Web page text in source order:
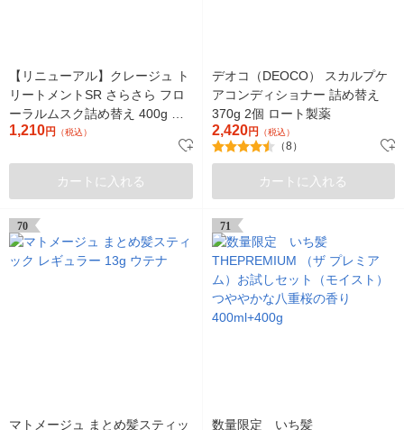
【リニューアル】クレージュ ト
リートメントSR さらさら フロ
ーラルムスク詰め替え 400g 多
田
1,210円 （税込）
カートに入れる
デオコ（DEOCO） スカルプケ
アコンディショナー 詰め替え
370g 2個 ロート製薬
2,420円 （税込）
（8）
カートに入れる
70
マトメージュ まとめ髪スティッ
71
数量限定 いち髪